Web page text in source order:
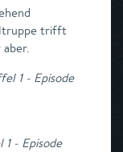
trifft
1 - Episode
1 - Episode